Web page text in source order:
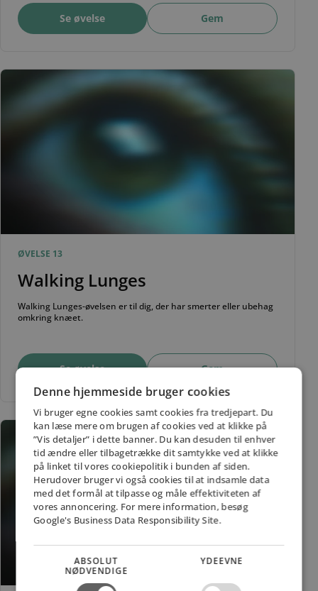
Se øvelse Gem
ØVELSE 13
Walking Lunges
Walking Lunges-øvelsen er til dig, der har smerter eller ubehag
omkring knæet.
Se øvelse Gem
Denne hjemmeside bruger cookies
Vi bruger egne cookies samt cookies fra tredjepart. Du
kan læse mere om brugen af cookies ved at klikke på
”Vis detaljer” i dette banner. Du kan desuden til enhver
tid ændre eller tilbagetrække dit samtykke ved at klikke
på linket til vores cookiepolitik i bunden af siden.
Herudover bruger vi også cookies til at indsamle data
med det formål at tilpasse og måle effektiviteten af
vores annoncering. For mere information, besøg
Google's Business Data Responsibility Site.
ABSOLUT
NØDVENDIGE
YDEEVNE